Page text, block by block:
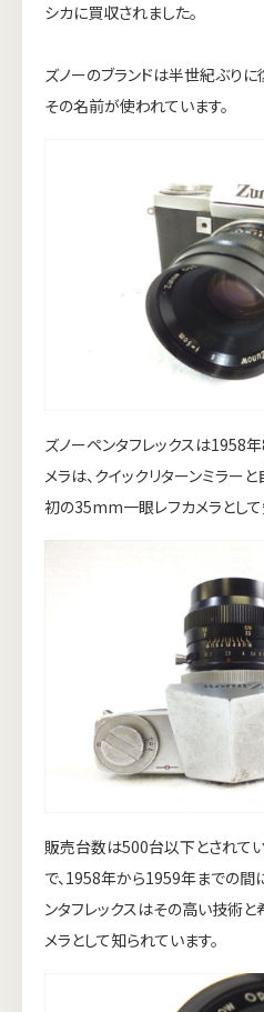
シカに買収されました。
ズノーのブランドは半世紀ぶり
その名前が使われています。
ズノーペンタフレックスは1958
メラは、クイックリターンミラー
初の35mm一眼レフカメラとして
販売台数は500台以下とされて
で、1958年から1959年までの間
ンタフレックスはその高い技術
メラとして知られています。